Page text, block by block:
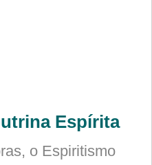
Espírita
o Espiritismo